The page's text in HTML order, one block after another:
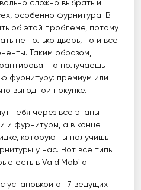
сложно выбрать и
особенно фурнитура. В
об этой проблеме, потому
не только дверь, но и все
Таким образом,
получаешь
фурнитуру: премиум или
выгодной покупке.
тебя через все этапы
и фурнитуры, а в конце
которую ты получишь
у нас. Вот все типы
есть в ValdiMobila:
установкой от 7 ведущих